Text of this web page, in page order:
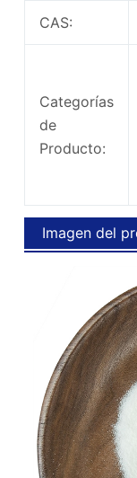
CAS:
Categorías
de
Producto:
Imagen del